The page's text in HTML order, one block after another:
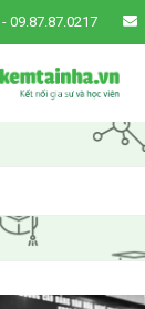
- 09.87.87.0217